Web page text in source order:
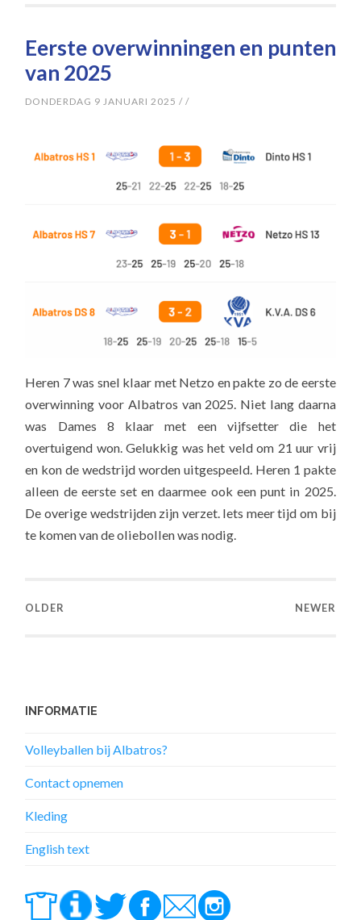
Eerste overwinningen en punten
van 2025
DONDERDAG 9 JANUARI 2025 //
Heren 7 was snel klaar met Netzo en pakte zo de eerste
overwinning voor Albatros van 2025. Niet lang daarna
was Dames 8 klaar met een vijfsetter die het
overtuigend won. Gelukkig was het veld om 21 uur vrij
en kon de wedstrijd worden uitgespeeld. Heren 1 pakte
alleen de eerste set en daarmee ook een punt in 2025.
De overige wedstrijden zijn verzet. Iets meer tijd om bij
te komen van de oliebollen was nodig.
OLDER NEWER
INFORMATIE
Volleyballen bij Albatros?
Contact opnemen
Kleding
English text